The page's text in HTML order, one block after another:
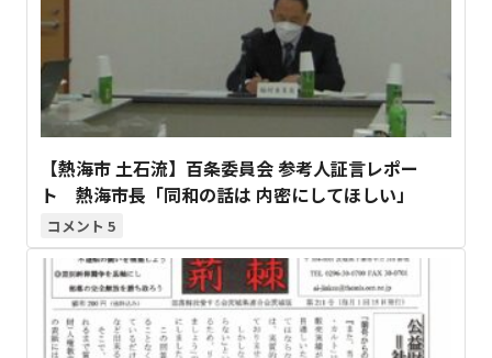
【熱海市 土石流】百条委員会 参考人証言レポー
ト 熱海市長「同和の話は 内密にしてほしい」
5